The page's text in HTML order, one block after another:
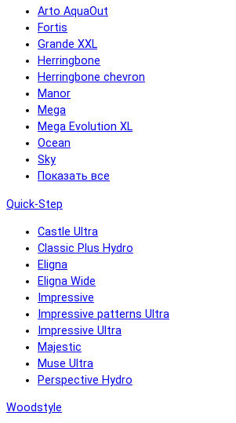
Arto AquaOut
Fortis
Grande XXL
Herringbone
Herringbone chevron
Manor
Mega
Mega Evolution XL
Ocean
Sky
Показать все
Quick-Step
Castle Ultra
Classic Plus Hydro
Eligna
Eligna Wide
Impressive
Impressive patterns Ultra
Impressive Ultra
Majestic
Muse Ultra
Perspective Hydro
Woodstyle